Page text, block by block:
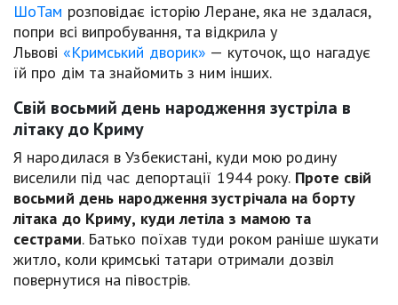
ШоТам розповідає історію Леране, яка не здалася,
попри всі випробування, та відкрила у
Львові «Кримський дворик» — куточок, що нагадує
їй про дім та знайомить з ним інших.
Свій восьмий день народження зустріла в
літаку до Криму
Я народилася в Узбекистані, куди мою родину
виселили під час депортації 1944 року. Проте свій
восьмий день народження зустрічала на борту
літака до Криму, куди летіла з мамою та
сестрами. Батько поїхав туди роком раніше шукати
житло, коли кримські татари отримали дозвіл
повернутися на півострів.